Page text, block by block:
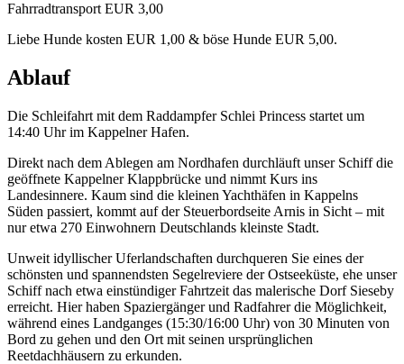
Fahrradtransport EUR 3,00
Liebe Hunde kosten EUR 1,00 & böse Hunde EUR 5,00.
Ablauf
Die Schleifahrt mit dem Raddampfer Schlei Princess startet um
14:40 Uhr im Kappelner Hafen.
Direkt nach dem Ablegen am Nordhafen durchläuft unser Schiff die
geöffnete Kappelner Klappbrücke und nimmt Kurs ins
Landesinnere. Kaum sind die kleinen Yachthäfen in Kappelns
Süden passiert, kommt auf der Steuerbordseite Arnis in Sicht – mit
nur etwa 270 Einwohnern Deutschlands kleinste Stadt.
Unweit idyllischer Uferlandschaften durchqueren Sie eines der
schönsten und spannendsten Segelreviere der Ostseeküste, ehe unser
Schiff nach etwa einstündiger Fahrtzeit das malerische Dorf Sieseby
erreicht. Hier haben Spaziergänger und Radfahrer die Möglichkeit,
während eines Landganges (15:30/16:00 Uhr) von 30 Minuten von
Bord zu gehen und den Ort mit seinen ursprünglichen
Reetdachhäusern zu erkunden.